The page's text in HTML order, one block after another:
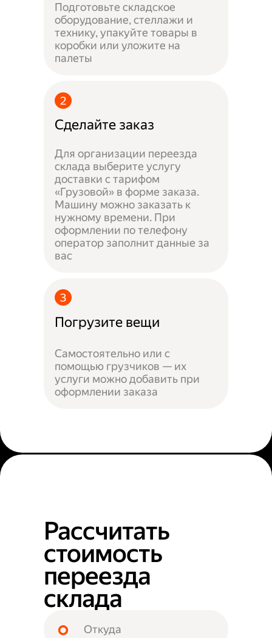
Подготовьте складское
оборудование, стеллажи и
технику, упакуйте товары в
коробки или уложите на
палеты
Сделайте заказ
Для организации переезда
склада выберите услугу
доставки с тарифом
«Грузовой» в форме заказа.
Машину можно заказать к
нужному времени. При
оформлении по телефону
оператор заполнит данные за
вас
Погрузите вещи
Самостоятельно или с
помощью грузчиков — их
услуги можно добавить при
оформлении заказа
Рассчитать
стоимость
переезда
склада